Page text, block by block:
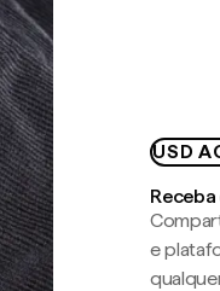
USD
e